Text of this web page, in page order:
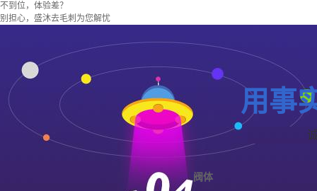
不到位，体验差？
别担心，盛沐去毛刺为您解忧
用事
阀体